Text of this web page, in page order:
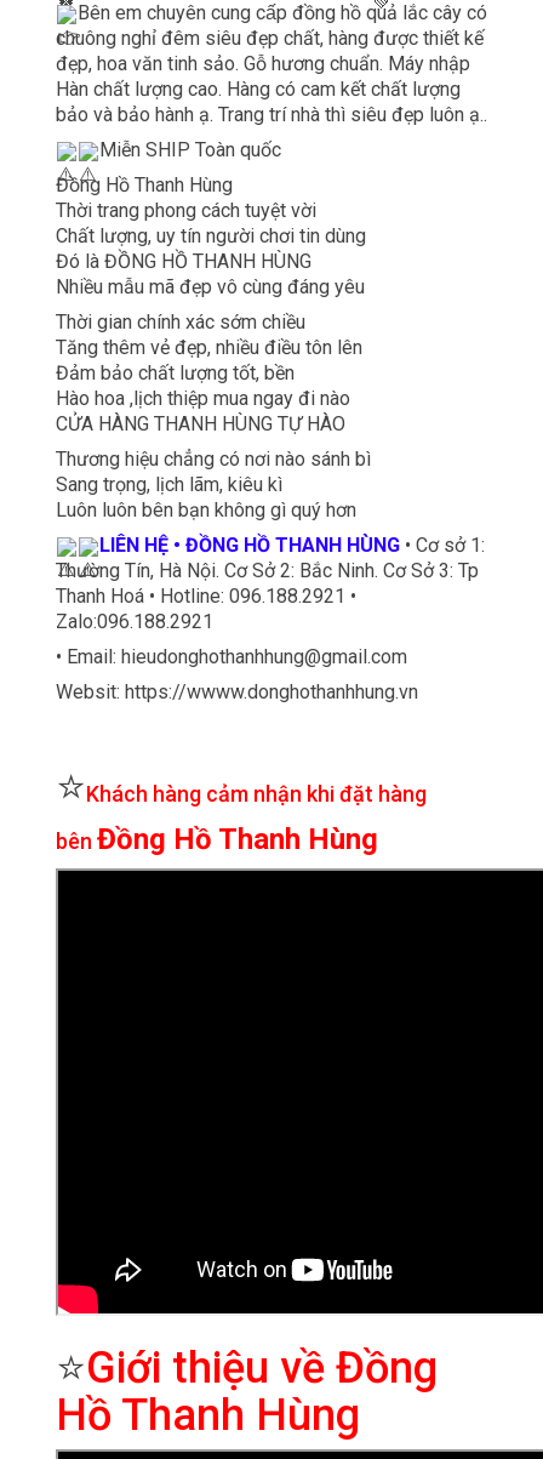
Bên em chuyên cung cấp đồng hồ quả lắc cây có
chuông nghỉ đêm siêu đẹp chất, hàng được thiết kế
đẹp, hoa văn tinh sảo. Gỗ hương chuẩn. Máy nhập
Hàn chất lượng cao. Hàng có cam kết chất lượng
bảo và bảo hành ạ. Trang trí nhà thì siêu đẹp luôn ạ..
Miễn SHIP Toàn quốc
Đồng Hồ Thanh Hùng
Thời trang phong cách tuyệt vời
Chất lượng, uy tín người chơi tin dùng
Đó là ĐỒNG HỒ THANH HÙNG
Nhiều mẫu mã đẹp vô cùng đáng yêu
Thời gian chính xác sớm chiều
Tăng thêm vẻ đẹp, nhiều điều tôn lên
Đảm bảo chất lượng tốt, bền
Hào hoa ,lịch thiệp mua ngay đi nào
CỬA HÀNG THANH HÙNG TỰ HÀO
Thương hiệu chẳng có nơi nào sánh bì
Sang trọng, lịch lãm, kiêu kì
Luôn luôn bên bạn không gì quý hơn
LIÊN HỆ • ĐỒNG HỒ THANH HÙNG • Cơ sở 1:
Thường Tín, Hà Nội. Cơ Sở 2: Bắc Ninh. Cơ Sở 3: Tp
Thanh Hoá • Hotline: 096.188.2921 •
Zalo:096.188.2921
• Email: hieudonghothanhhung@gmail.com
Websit: https://wwww.donghothanhhung.vn
⭐Khách hàng cảm nhận khi đặt hàng
bên Đồng Hồ Thanh Hùng
⭐Giới thiệu về Đồng
Hồ Thanh Hùng